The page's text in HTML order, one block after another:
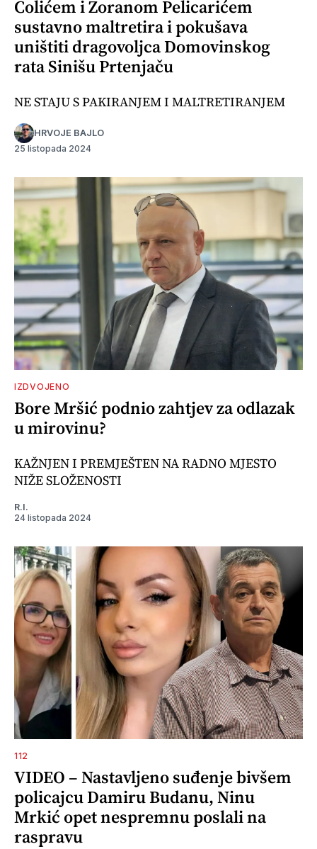
Colićem i Zoranom Pelicarićem
sustavno maltretira i pokušava
uništiti dragovoljca Domovinskog
rata Sinišu Prtenjaču
NE STAJU S PAKIRANJEM I MALTRETIRANJEM
HRVOJE BAJLO
25 listopada 2024
IZDVOJENO
Bore Mršić podnio zahtjev za odlazak
u mirovinu?
KAŽNJEN I PREMJEŠTEN NA RADNO MJESTO
NIŽE SLOŽENOSTI
R.I.
24 listopada 2024
112
VIDEO – Nastavljeno suđenje bivšem
policajcu Damiru Budanu, Ninu
Mrkić opet nespremnu poslali na
raspravu